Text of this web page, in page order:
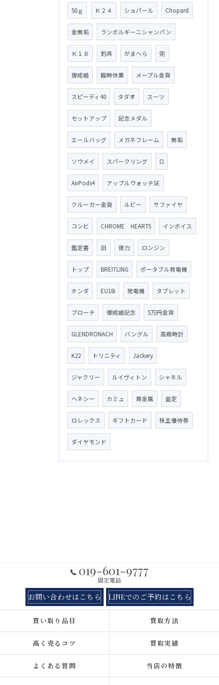
50ｇ Ｋ２４ ショパール Chopard
金無垢 ランボルギーニシャンパン
Ｋ１８ 釣具 がまへら 兜
御成婚 臨時休業 メープル金貨
スピーディ40 タダオ スーツ
セットアップ 記念メダル
エールバッグ メガネフレーム 無垢
ソウメイ スパークリング Ω
AirPods4 アップルウォッチSE
クルーガー金貨 ルビー サファイヤ
コンビ CHROME HEARTS インボイス
鑑定書 旧 徳力 ロンジン
トップ BREITLING ポータブル発電機
ホンダ EU18i 発電機 タブレット
ブローチ 御成婚記念 5万円金貨
GLENDRONACH バングル 高級時計
K22 トリニティ Jackery
ジャクリー ルイヴィトン シャネル
ヘネシー カミュ 貴金属 査定
ロレックス ギフトカード 株主優待券
ダイヤモンド
019-601-9777
固定電話
お問い合わせはこちら LINEでのご予約はこちら
買い取り品目 買取方法
高く売るコツ 買取実績
よくある質問 当店の特徴